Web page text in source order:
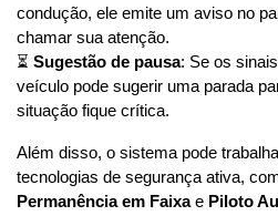
condução, ele emite um aviso no
chamar sua atenção.
⏳ Sugestão de pausa: Se os
veículo pode sugerir uma parada
situação fique crítica.
Além disso, o sistema pode
tecnologias de segurança ativa,
Permanência em Faixa e Piloto